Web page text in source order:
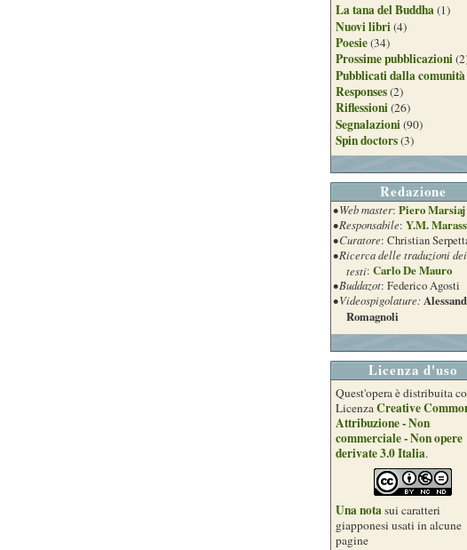
La tana del Buddha(1)
Nuovi libri(4)
Poesie(34)
Prossime pubblicazioni
Pubblicati dalla comunità
Responses(2)
Riflessioni(26)
Segnalazioni(90)
Spin doctors(3)
Redazione
• Web master: Piero Marsiaj
• Responsabile: Y.M.
• Curatore: Christian
• Ricerca delle traduzioni dei
testi: Carlo De Mauro
• Buddazot: Federico Agosti
• Videospigolature:
Romagnoli
Licenza d'uso
Quest'opera è distribuita
LicenzaCreative
Attribuzione - Non
commerciale - Non opere
derivate 3.0 Italia.
Una notasui caratteri
giapponesi usati in alcune
pagine